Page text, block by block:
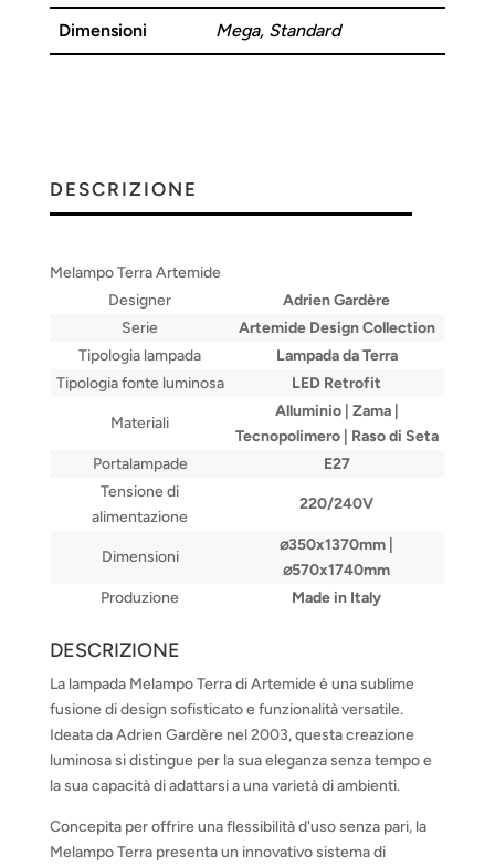
Dimensioni Mega, Standard
DESCRIZIONE
Melampo Terra Artemide
Designer
Adrien Gardère
Serie
Artemide Design Collection
Tipologia lampada
Lampada da Terra
Tipologia fonte luminosa
LED Retrofit
Materiali
Alluminio | Zama |
Tecnopolimero | Raso di Seta
Portalampade
E27
Tensione di
alimentazione
220/240V
Dimensioni
⌀350x1370mm |
⌀570x1740mm
Produzione
Made in Italy
DESCRIZIONE
La lampada Melampo Terra di Artemide è una sublime
fusione di design sofisticato e funzionalità versatile.
Ideata da Adrien Gardère nel 2003, questa creazione
luminosa si distingue per la sua eleganza senza tempo e
la sua capacità di adattarsi a una varietà di ambienti.
Concepita per offrire una flessibilità d'uso senza pari, la
Melampo Terra presenta un innovativo sistema di